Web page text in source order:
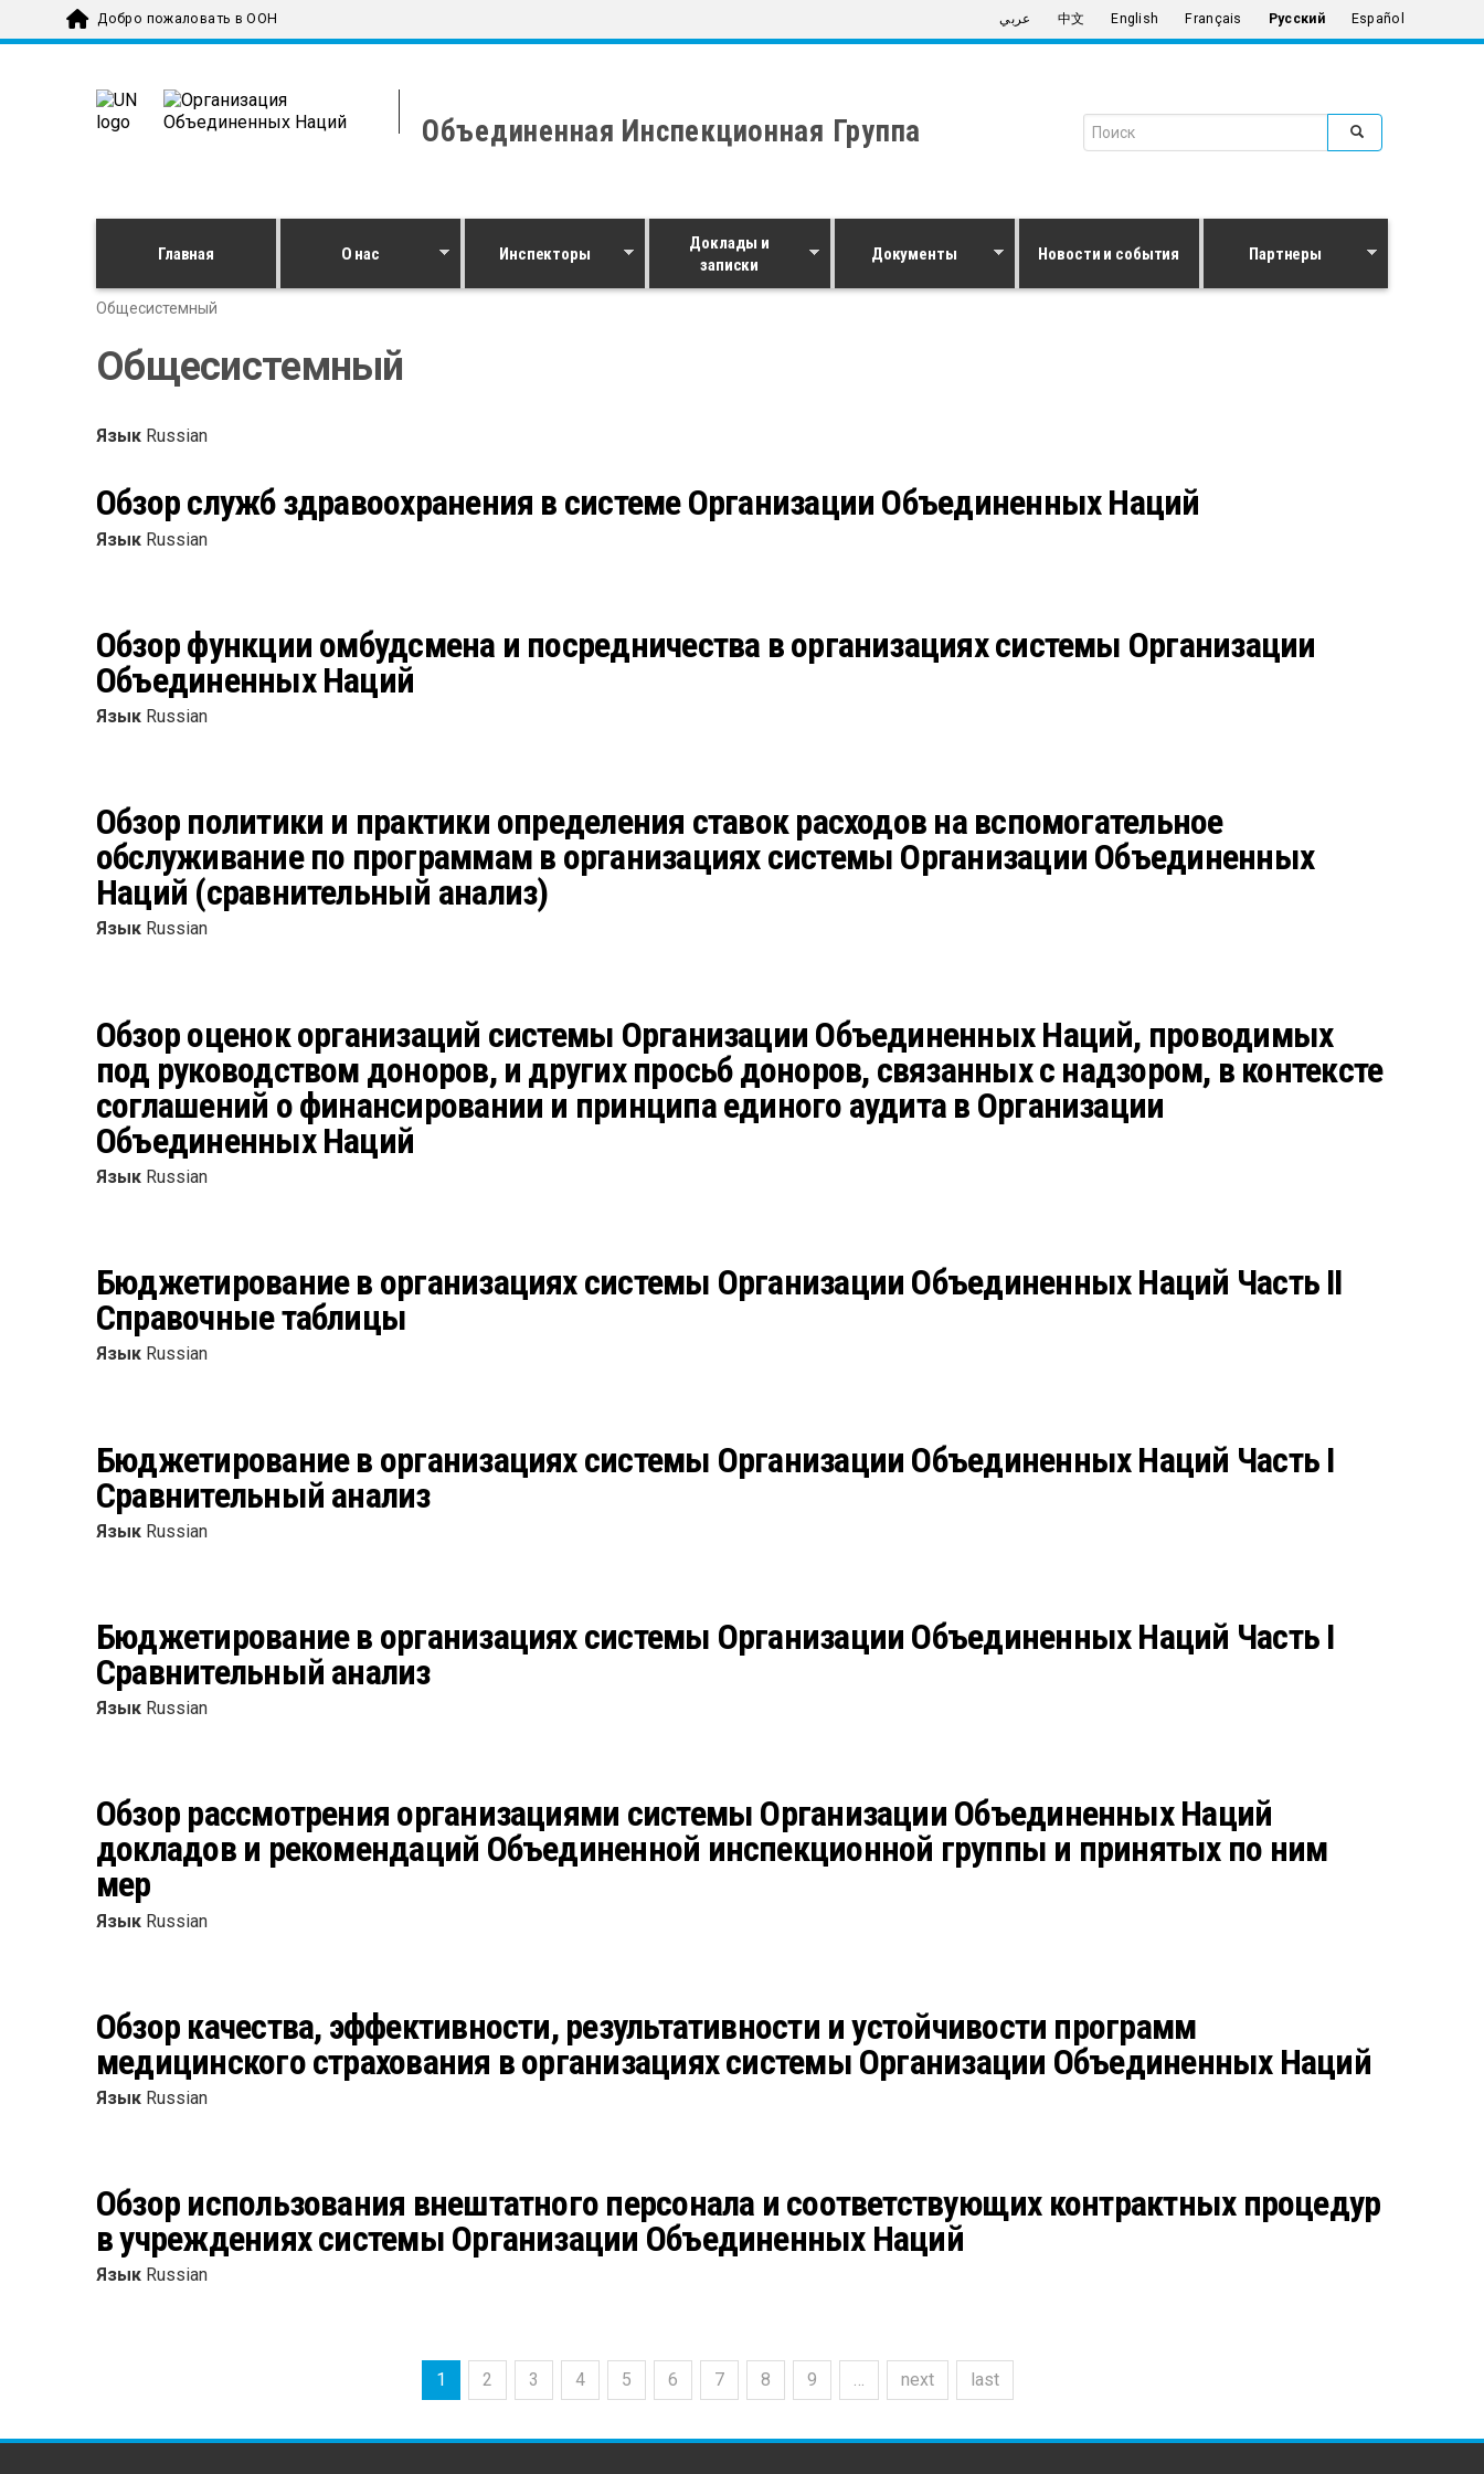
Skip to main contentДобро пожаловать в ООН عربي 中文 English Français Русский Español
Объединенная Инспекционная Группа Search form
Главная О нас Инспекторы
Доклады и
записки
Документы Новости и события Партнеры
Общесистемный
Общесистемный
Язык Russian
Обзор служб здравоохранения в системе Организации Объединенных Наций
Язык Russian
Обзор функции омбудсмена и посредничества в организациях системы Организации
Объединенных Наций
Язык Russian
Обзор политики и практики определения ставок расходов на вспомогательное
обслуживание по программам в организациях системы Организации Объединенных
Наций (сравнительный анализ)
Язык Russian
Обзор оценок организаций системы Организации Объединенных Наций, проводимых
под руководством доноров, и других просьб доноров, связанных с надзором, в контексте
соглашений о финансировании и принципа единого аудита в Организации
Объединенных Наций
Язык Russian
Бюджетирование в организациях системы Организации Объединенных Наций Часть II
Справочные таблицы
Язык Russian
Бюджетирование в организациях системы Организации Объединенных Наций Часть I
Сравнительный анализ
Язык Russian
Бюджетирование в организациях системы Организации Объединенных Наций Часть I
Сравнительный анализ
Язык Russian
Обзор рассмотрения организациями системы Организации Объединенных Наций
докладов и рекомендаций Объединенной инспекционной группы и принятых по ним
мер
Язык Russian
Обзор качества, эффективности, результативности и устойчивости программ
медицинского страхования в организациях системы Организации Объединенных Наций
Язык Russian
Обзор использования внештатного персонала и соответствующих контрактных процедур
в учреждениях системы Организации Объединенных Наций
Язык Russian
1 2 3 4 5 6 7 8 9 … next last